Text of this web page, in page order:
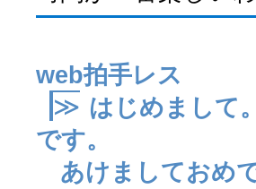
web拍手レス
≫ はじめまして
です。
あけましておめ